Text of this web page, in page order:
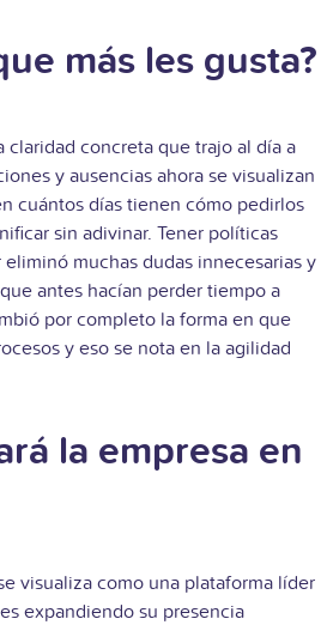
más les gusta?
claridad concreta que trajo al día a
y ausencias ahora se visualizan
cuántos días tienen cómo pedirlos
sin adivinar. Tener políticas
muchas dudas innecesarias y
antes hacían perder tiempo a
por completo la forma en que
y eso se nota en la agilidad
la empresa en
visualiza como una plataforma líder
expandiendo su presencia